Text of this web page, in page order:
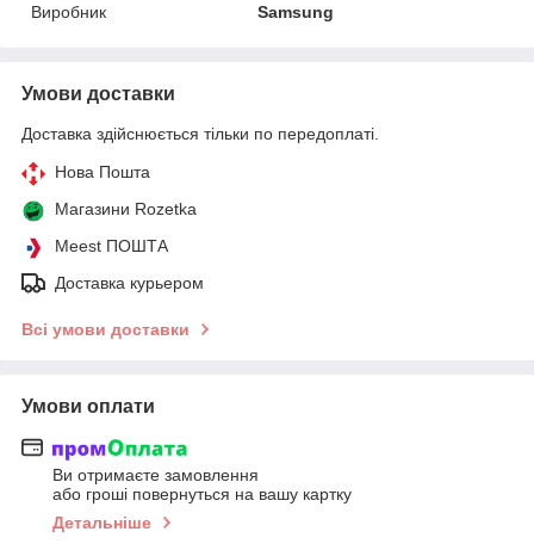
Виробник
Samsung
Умови доставки
Доставка здійснюється тільки по передоплаті.
Нова Пошта
Магазини Rozetka
Meest ПОШТА
Доставка курьером
Всі умови доставки
Умови оплати
Ви отримаєте замовлення
або гроші повернуться на вашу картку
Детальніше